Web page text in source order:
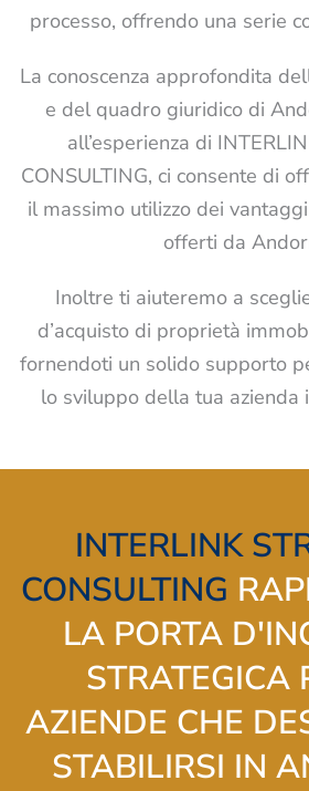
processo, offrendo una serie
La conoscenza approfondita
e del quadro giuridico di
all’esperienza di
CONSULTING, ci consente di
il ​​massimo utilizzo dei
offerti da
Inoltre ti aiuteremo a
d’acquisto di proprietà
fornendoti un solido supporto
lo sviluppo della tua azienda
INTERLINK
CONSULTING
LA PORTA
STRATEGICA
AZIENDE CHE
STABILIRSI IN